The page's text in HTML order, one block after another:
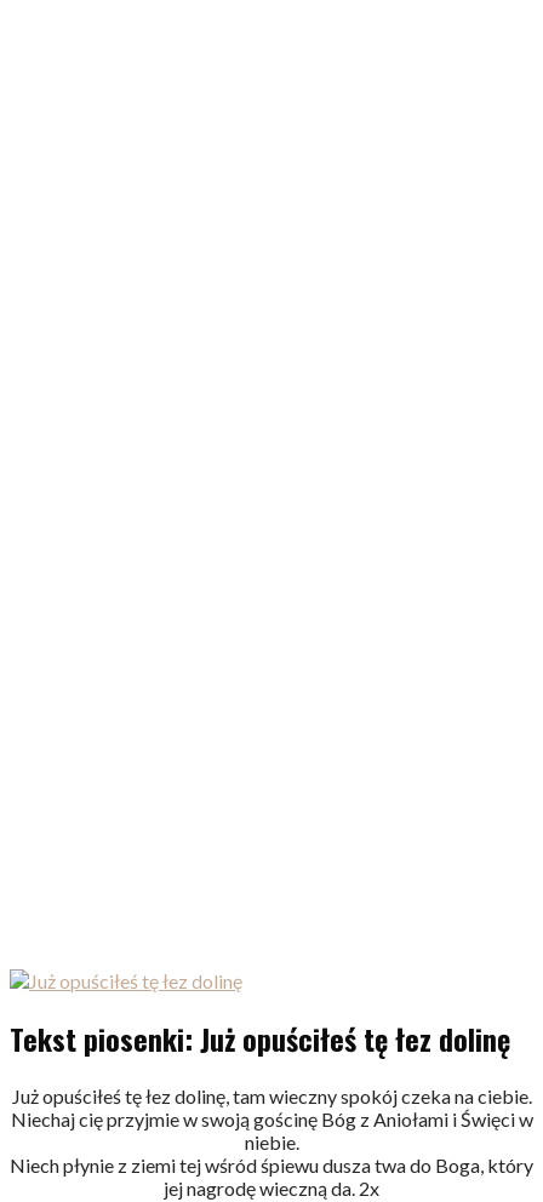
Tekst piosenki: Już opuściłeś tę łez dolinę
Już opuściłeś tę łez dolinę, tam wieczny spokój czeka na ciebie.
Niechaj cię przyjmie w swoją gościnę Bóg z Aniołami i Święci w
niebie.
Niech płynie z ziemi tej wśród śpiewu dusza twa do Boga, który
jej nagrodę wieczną da. 2x